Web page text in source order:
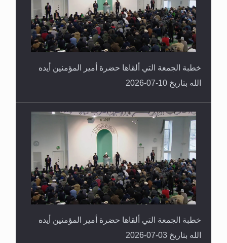
خطبة الجمعة التي ألقاها حضرة أمير المؤمنين أيده
خطبة الجمعة التي ألقاها حضرة أمير المؤمنين أيده